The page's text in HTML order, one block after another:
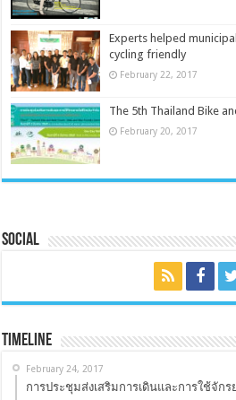
Experts helped
cycling friendly
February 22, 2017
The 5th Thailand Bike
February 20, 2017
Social
Timeline
February 24, 2017
การประชุมส่งเสริมการเดินและการใช้จัก